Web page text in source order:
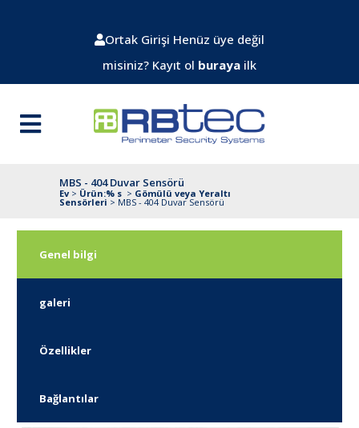
Ortak Girişi Henüz üye değil
misiniz? Kayıt ol buraya ilk
MBS - 404 Duvar Sensörü
Ev > Ürün:% s > Gömülü veya Yeraltı
Sensörleri > MBS - 404 Duvar Sensörü
Genel bilgi
galeri
Özellikler
Bağlantılar